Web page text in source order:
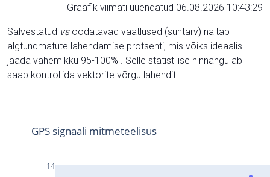
Graafik viimati uuendatud 06.08.2026 10:43:29
Salvestatud vsoodatavad vaatlused (suhtarv) näitab
algtundmatute lahendamise protsenti, mis võiks ideaalis
jääda vahemikku 95-100% . Selle statistilise hinnangu abil
saab kontrollida vektorite võrgu lahendit.
14
GPS signaali mitmeteelisus